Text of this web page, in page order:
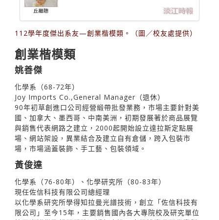
112學年度傑出系友—創業楷模類。（圖／校友處提供）
創業楷模類
姚善傑
化學系（68-72年）
Joy Imports Co.,General Manager（退休）
90年初草創進口公司經營緞帶批發業務，市場主要針對美
國、加拿大、墨西哥、中南美洲，初期發展著於商品展覽
與銷售代表網路之建立，2000起開始設立達拉斯定點展
場、網站架設，異業結合及建立自有倉儲，跨入包裝市
場，市場涵蓋裝飾、手工藝、包裝領域。
黃俊達
化學系（76-80年）、化學研究所（80-83年）
現任佐信科技有限公司總經理
以化學系研究所學得知拉曼光譜技術，創立「佐信科技有
限公司」至今15年，主要銷售國內各大專院校及研究單位